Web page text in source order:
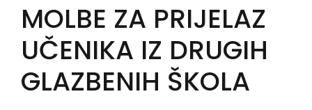
MOLBE ZA PRIJELAZ
UČENIKA IZ DRUGIH
GLAZBENIH ŠKOLA